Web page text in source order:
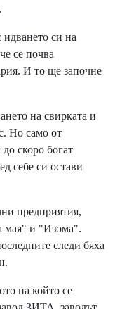
си на
се почва
И то ще започне
на свирката и
Но само от
скоро богат
себе си остави
предприятия,
мая" и "Изома".
следи бяха
на който се